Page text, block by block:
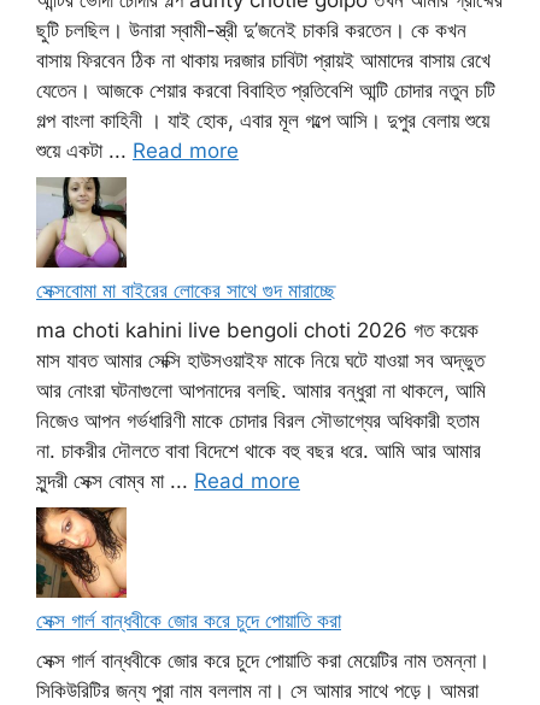
ছুটি চলছিল। উনারা স্বামী-স্ত্রী দু’জনেই চাকরি করতেন। কে কখন
বাসায় ফিরবেন ঠিক না থাকায় দরজার চাবিটা প্রায়ই আমাদের বাসায় রেখে
যেতেন। আজকে শেয়ার করবো বিবাহিত প্রতিবেশি আন্টি চোদার নতুন চটি
গল্প বাংলা কাহিনী । যাই হোক, এবার মূল গল্পে আসি। দুপুর বেলায় শুয়ে
শুয়ে একটা ... Read more
সেক্সবোমা মা বাইরের লোকের সাথে গুদ মারাচ্ছে
ma choti kahini live bengoli choti 2026 গত কয়েক
মাস যাবত আমার সেক্সি হাউসওয়াইফ মাকে নিয়ে ঘটে যাওয়া সব অদ্ভুত
আর নোংরা ঘটনাগুলো আপনাদের বলছি. আমার বন্ধুরা না থাকলে, আমি
নিজেও আপন গর্ভধারিণী মাকে চোদার বিরল সৌভাগ্যের অধিকারী হতাম
না. চাকরীর দৌলতে বাবা বিদেশে থাকে বহু বছর ধরে. আমি আর আমার
সুন্দরী সেক্স বোম্ব মা ... Read more
সেক্স গার্ল বান্ধবীকে জোর করে চুদে পোয়াতি করা
সেক্স গার্ল বান্ধবীকে জোর করে চুদে পোয়াতি করা মেয়েটির নাম তমন্না।
সিকিউরিটির জন্য পুরা নাম বললাম না। সে আমার সাথে পড়ে। আমরা